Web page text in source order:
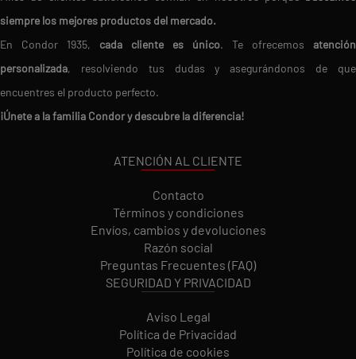
siempre los mejores productos del mercado.
En Condor 1935, cada cliente es único. Te ofrecemos atención
personalizada, resolviendo tus dudas y asegurándonos de que
encuentres el producto perfecto.
¡Únete a la familia Condor y descubre la diferencia!
ATENCIÓN AL CLIENTE
Contacto
Términos y condiciones
Envíos, cambios y devoluciones
Razón social
Preguntas Frecuentes (FAQ)
SEGURIDAD Y PRIVACIDAD
Aviso Legal
Política de Privacidad
Política de cookies